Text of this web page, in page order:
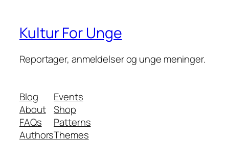
Kultur For Unge
Reportager, anmeldelser og unge meninger.
Blog
About
FAQs
Authors
Events
Shop
Patterns
Themes